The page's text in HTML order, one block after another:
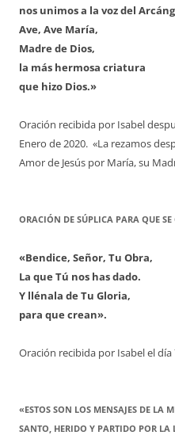
nos unimos a la voz del
Ave, Ave María,
Madre de Dios,
la más hermosa criatura
que hizo Dios.»
Oración recibida por Isabel
Enero de 2020. «La rezamos
Amor de Jesús por María, su
ORACIÓN DE SÚPLICA PARA QUE SE
«Bendice, Señor, Tu Obra,
La que Tú nos has dado.
Y llénala de Tu Gloria,
para que crean».
Oración recibida por Isabel el
«ESTOS SON LOS MENSAJES DE LA
SANTO, HERIDO Y PARTIDO POR